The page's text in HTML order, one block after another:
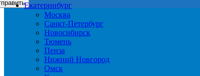
Екатеринбург
Москва
Санкт-Петербург
Новосибирск
Тюмень
Пенза
Нижний Новгород
Омск